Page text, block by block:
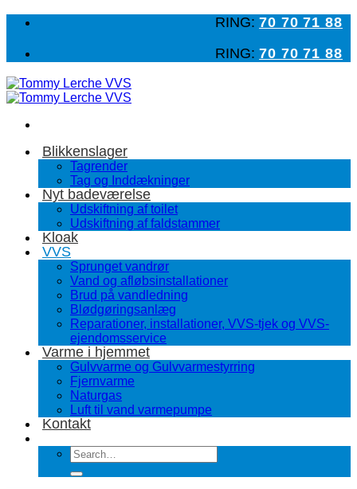
Fortsæt
RING:70 70 71 88
RING:70 70 71 88
Blikkenslager
Tagrender
Tag og Inddækninger
Nyt badeværelse
Udskiftning af toilet
Udskiftning af faldstammer
Kloak
VVS
Sprunget vandrør
Vand og afløbsinstallationer
Brud på vandledning
Blødgøringsanlæg
Reparationer, installationer, VVS-tjek og VVS-
ejendomsservice
Varme i hjemmet
Gulvvarme og Gulvvarmestyrring
Fjernvarme
Naturgas
Luft til vand varmepumpe
Kontakt